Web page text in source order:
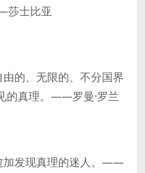
莎士比亚
的、无限的、不分国界
的真理。——罗曼·罗兰
发现真理的迷人。——